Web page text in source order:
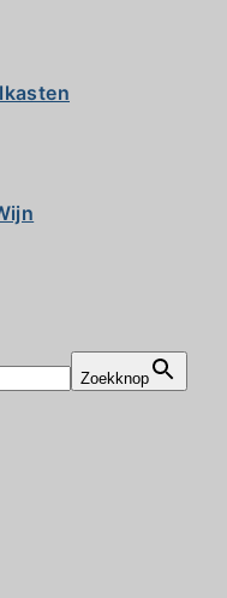
Zoekknop